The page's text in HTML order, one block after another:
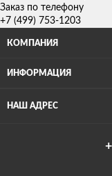
Заказ по телефону
+7 (499) 753-1203
КОМПАНИЯ
ИНФОРМАЦИЯ
НАШ АДРЕС